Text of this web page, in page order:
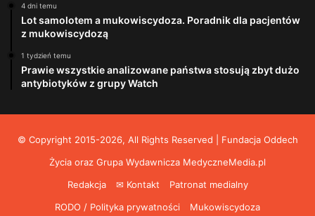
4 dni temu
Lot samolotem a mukowiscydoza. Poradnik dla pacjentów
z mukowiscydozą
1 tydzień temu
Prawie wszystkie analizowane państwa stosują zbyt dużo
antybiotyków z grupy Watch
© Copyright 2015-2026, All Rights Reserved | Fundacja Oddech
Życia oraz Grupa Wydawnicza MedyczneMedia.pl
Redakcja
✉ Kontakt
Patronat medialny
RODO / Polityka prywatności
Mukowiscydoza